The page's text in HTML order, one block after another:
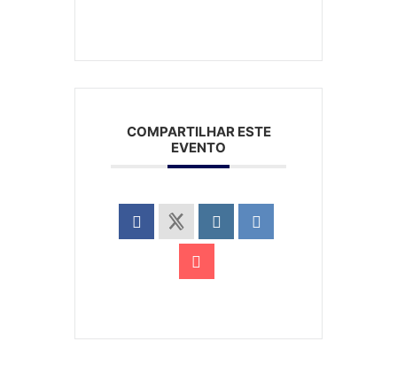
COMPARTILHAR ESTE
EVENTO